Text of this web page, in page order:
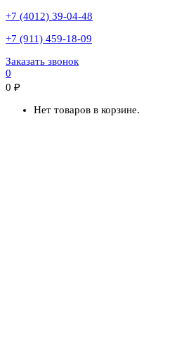
+7 (4012) 39-04-48
+7 (911) 459-18-09
Заказать звонок
0
0 ₽
Нет товаров в корзине.